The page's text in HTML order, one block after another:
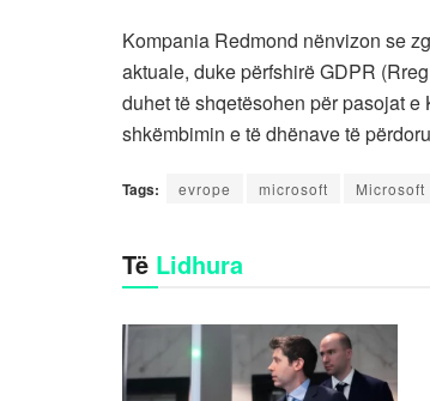
Kompania Redmond nënvizon se
aktuale, duke përfshirë GDPR
duhet të shqetësohen për pasojat
shkëmbimin e të dhënave të
Tags: evrope microsoft Microsoft
Të Lidhura